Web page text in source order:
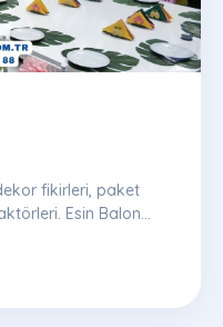
fikirleri, paket
Esin Balon